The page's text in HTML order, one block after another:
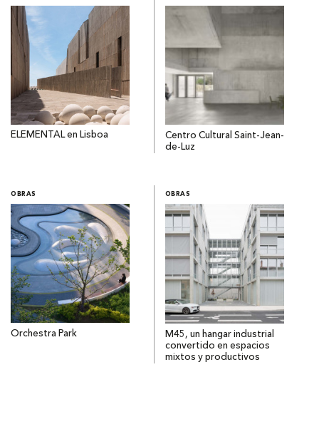
ELEMENTAL en Lisboa
Centro Cultural Saint-Jean-
de-Luz
OBRAS
Orchestra Park
OBRAS
M45, un hangar industrial
convertido en espacios
mixtos y productivos